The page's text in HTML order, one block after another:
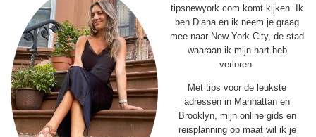
tipsnewyork.com komt kijken. Ik
ben Diana en ik neem je graag
mee naar New York City, de stad
waaraan ik mijn hart heb
verloren.
Met tips voor de leukste
adressen in Manhattan en
Brooklyn, mijn online gids en
reisplanning op maat wil ik je